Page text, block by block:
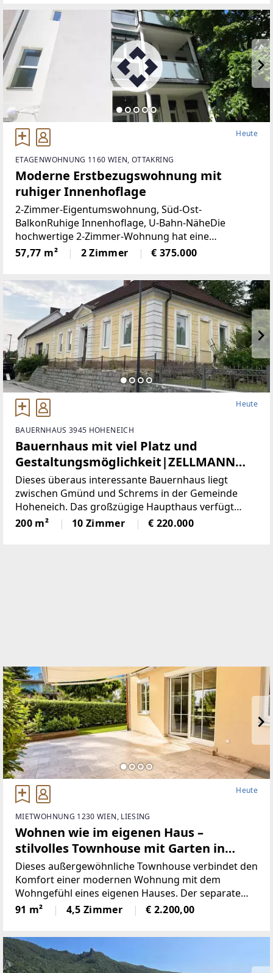
Heute
ETAGENWOHNUNG 1160 WIEN, OTTAKRING
Moderne Erstbezugswohnung mit
ruhiger Innenhoflage
2-Zimmer-Eigentumswohnung, Süd-Ost-
BalkonRuhige Innenhoflage, U-Bahn-NäheDie
hochwertige 2-Zimmer-Wohnung hat eine
Wohnfläche von ca. 57,77 m² sowie einen ca. 6 m²
großen Balkon mit Ausrichtung in den ruhigen
57,77 m² 2 Zimmer € 375.000
Heute
BAUERNHAUS 3945 HOHENEICH
Bauernhaus mit viel Platz und
Gestaltungsmöglichkeit|ZELLMANN
IMMOBILIEN
Dieses überaus interessante Bauernhaus liegt
zwischen Gmünd und Schrems in der Gemeinde
Hoheneich. Das großzügige Haupthaus verfügt
über 8 Zimmer mit sämtlichen Nebenräumen und ist
teilunterkellert. Eine separate Einlegerwohnung,
200 m² 10 Zimmer € 220.000
Heute
MIETWOHNUNG 1230 WIEN, LIESING
Wohnen wie im eigenen Haus –
stilvolles Townhouse mit Garten in
Mauer | ZELLMANN IMMOBILIEN
Dieses außergewöhnliche Townhouse verbindet den
Komfort einer modernen Wohnung mit dem
Wohngefühl eines eigenen Hauses. Der separate
Hauseingang, der private Garten, die großzügige
Terrasse und die Aufteilung über drei Ebenen
91 m² 4,5 Zimmer € 2.200,00